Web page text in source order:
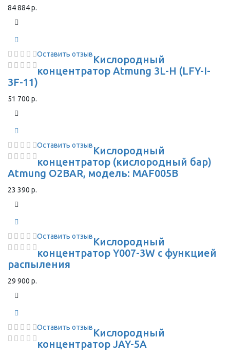
84 884 р.
Оставить отзывКислородный
концентратор Atmung 3L-H (LFY-I-
3F-11)
51 700 р.
Оставить отзывКислородный
концентратор (кислородный бар)
Atmung O2BAR, модель: MAF005B
23 390 р.
Оставить отзывКислородный
концентратор Y007-3W с функцией
распыления
29 900 р.
Оставить отзывКислородный
концентратор JAY-5A